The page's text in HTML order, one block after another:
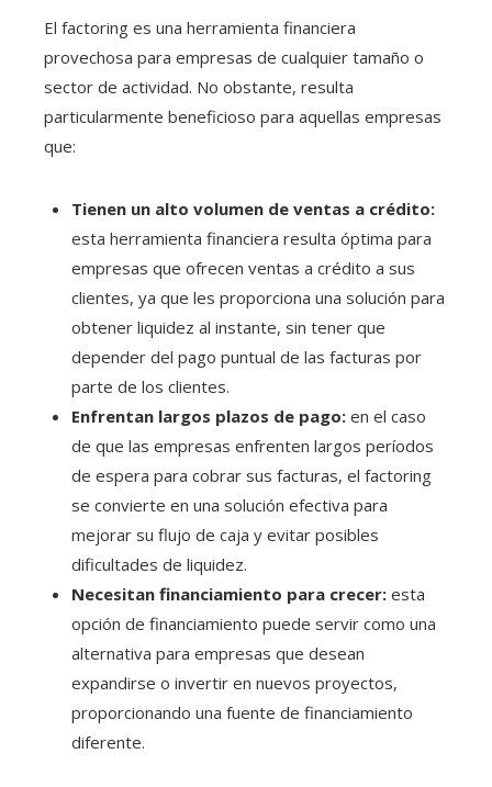
El factoring es una herramienta financiera
provechosa para empresas de cualquier tamaño o
sector de actividad. No obstante, resulta
particularmente beneficioso para aquellas empresas
que:
Tienen un alto volumen de ventas a crédito:
esta herramienta financiera resulta óptima para
empresas que ofrecen ventas a crédito a sus
clientes, ya que les proporciona una solución para
obtener liquidez al instante, sin tener que
depender del pago puntual de las facturas por
parte de los clientes.
Enfrentan largos plazos de pago: en el caso
de que las empresas enfrenten largos períodos
de espera para cobrar sus facturas, el factoring
se convierte en una solución efectiva para
mejorar su flujo de caja y evitar posibles
dificultades de liquidez.
Necesitan financiamiento para crecer: esta
opción de financiamiento puede servir como una
alternativa para empresas que desean
expandirse o invertir en nuevos proyectos,
proporcionando una fuente de financiamiento
diferente.